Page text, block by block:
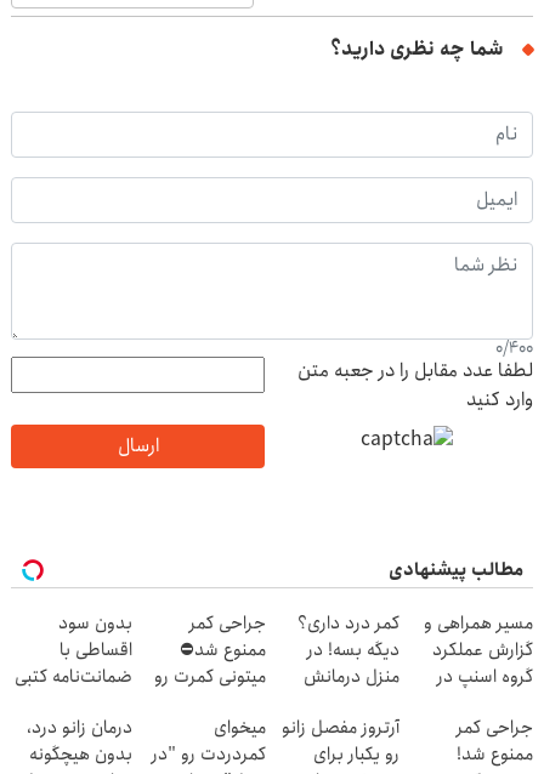
شما چه نظری دارید؟
0/400
لطفا عدد مقابل را در جعبه متن
وارد کنید
ارسال
مطالب پیشنهادی
مسیر همراهی و
گزارش عملکرد
گروه اسنپ در
کمر درد داری؟
دیگه بسه! در
منزل درمانش
(◀پرسش‌نامه)
جراحی کمر
ممنوع شد⛔
میتونی کمرت رو
کنی! 👈🏻
پرسش‌نامه
بدون سود
اقساطی با
ضمانت‌نامه کتبی
کن✅
جراحی کمر
ممنوع شد!
آرتروز مفصل زانو
رو یکبار برای
میخوای
کمردردت رو "در
درمان زانو درد،
بدون هیچگونه